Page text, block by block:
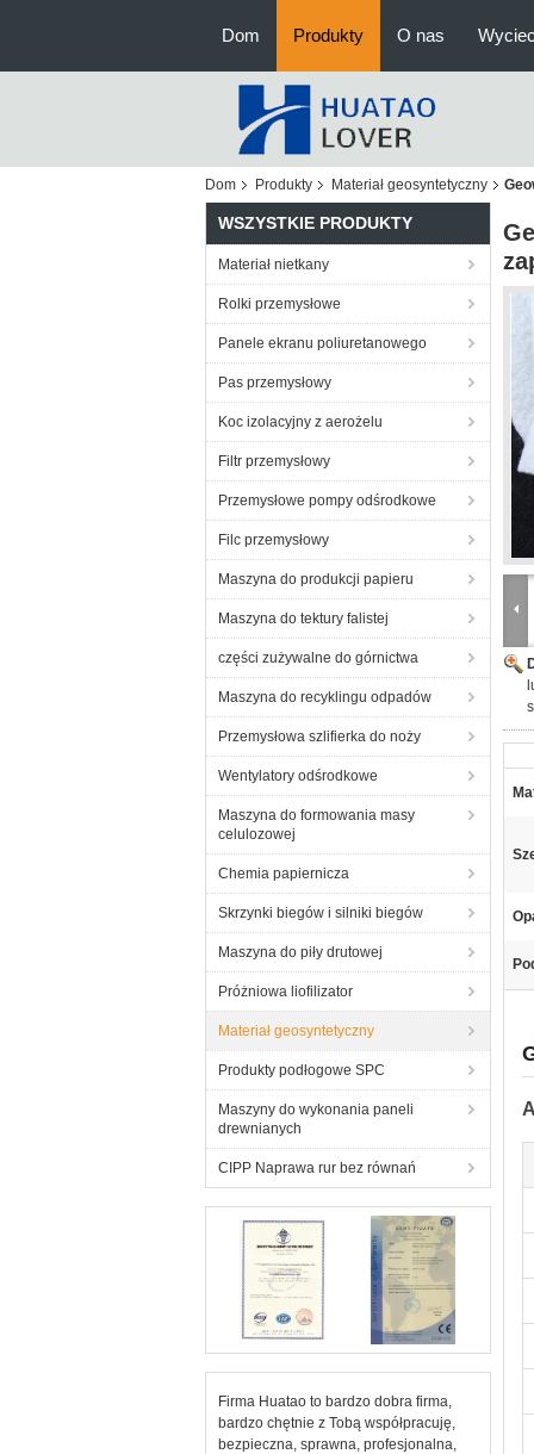
Dom Produkty O nas
Dom Produkty Materiał geosyntetyczny
WSZYSTKIE PRODUKTY
Materiał nietkany
Rolki przemysłowe
Panele ekranu poliuretanowego
Pas przemysłowy
Koc izolacyjny z aerożelu
Filtr przemysłowy
Przemysłowe pompy odśrodkowe
Filc przemysłowy
Maszyna do produkcji papieru
Maszyna do tektury falistej
części zużywalne do górnictwa
Maszyna do recyklingu odpadów
Przemysłowa szlifierka do noży
Wentylatory odśrodkowe
Maszyna do formowania masy
celulozowej
Chemia papiernicza
Skrzynki biegów i silniki biegów
Maszyna do piły drutowej
Próżniowa liofilizator
Materiał geosyntetyczny
Produkty podłogowe SPC
Maszyny do wykonania paneli
drewnianych
CIPP Naprawa rur bez równań
Firma Huatao to bardzo dobra firma,
bardzo chętnie z Tobą współpracuję,
bezpieczna, sprawna, profesjonalna,